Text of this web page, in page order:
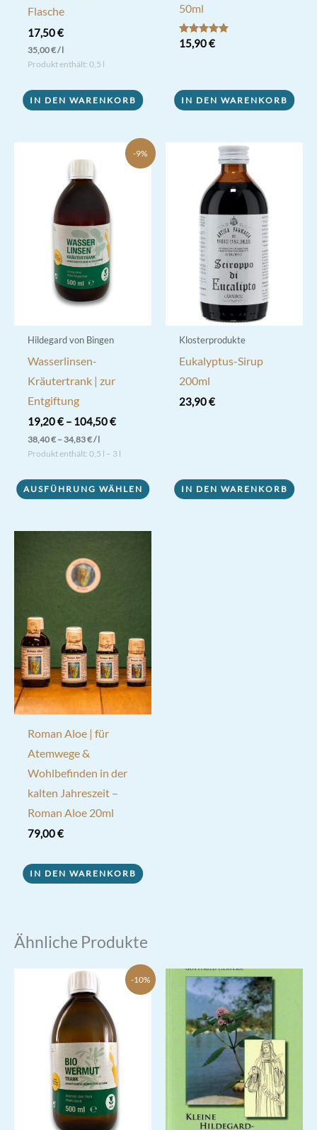
Flasche
17,50€
35,00€/l
Produkt enthält: 0,5 l
IN DEN WARENKORB
50ml
Bewertet mit
5.00
15,90€
IN DEN WARENKORB
-9%
Hildegard von Bingen
Wasserlinsen-
Kräutertrank | zur
Entgiftung
19,20€– 104,50€
38,40€–34,83€/l
Produkt enthält: 0,5 l – 3 l
AUSFÜHRUNG WÄHLEN
Produkt
mehrere
können
auf
der
Produktseite
gewählt
werden
Klosterprodukte
Eukalyptus-Sirup
200ml
23,90€
IN DEN WARENKORB
Roman Aloe | für
Atemwege &
Wohlbefinden in der
kalten Jahreszeit –
Roman Aloe 20ml
79,00€
IN DEN WARENKORB
Ähnliche Produkte
-10%